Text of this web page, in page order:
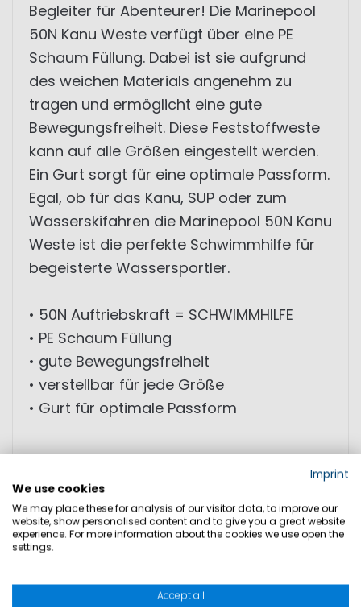
Begleiter für Abenteurer! Die Marinepool
50N Kanu Weste verfügt über eine PE
Schaum Füllung. Dabei ist sie aufgrund
des weichen Materials angenehm zu
tragen und ermöglicht eine gute
Bewegungsfreiheit. Diese Feststoffweste
kann auf alle Größen eingestellt werden.
Ein Gurt sorgt für eine optimale Passform.
Egal, ob für das Kanu, SUP oder zum
Wasserskifahren die Marinepool 50N Kanu
Weste ist die perfekte Schwimmhilfe für
begeisterte Wassersportler.
• 50N Auftriebskraft = SCHWIMMHILFE
• PE Schaum Füllung
• gute Bewegungsfreiheit
• verstellbar für jede Größe
• Gurt für optimale Passform
PRODUKTSICHERHEIT
Imprint
We use cookies
We may place these for analysis of our visitor data, to improve our
website, show personalised content and to give you a great website
experience. For more information about the cookies we use open the
settings.
Accept all